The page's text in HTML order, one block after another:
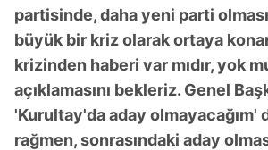
partisinde, daha yeni parti
büyük bir kriz olarak ortaya
krizinden haberi var mıdır, yok
açıklamasını bekleriz. Genel
'Kurultay'da aday olmayacağım'
rağmen, sonrasındaki aday